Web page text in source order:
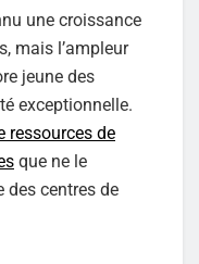
une croissance
mais l’ampleur
jeune des
exceptionnelle.
ressources de
que ne le
des centres de